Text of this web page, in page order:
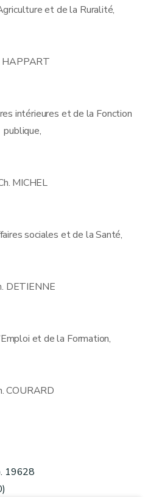
et de la Ruralité,
HAPPART
intérieures et de la Fonction
publique,
MICHEL
sociales et de la Santé,
DETIENNE
et de la Formation,
COURARD
19628